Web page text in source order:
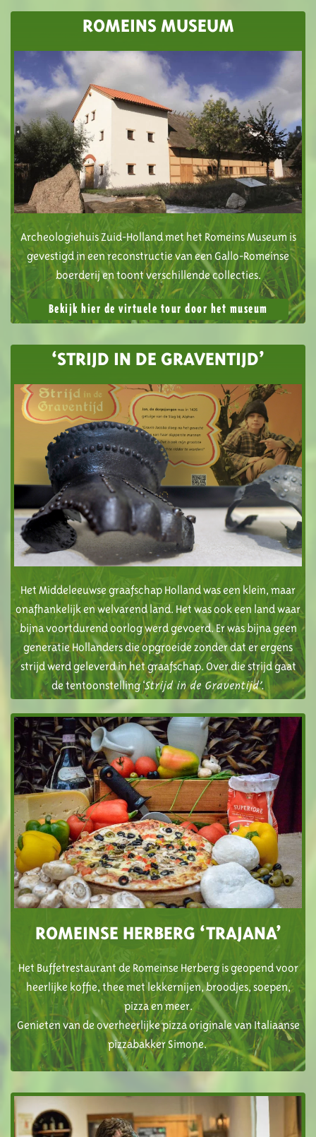
ROMEINS MUSEUM
Archeologiehuis Zuid-Holland met het Romeins Museum is
gevestigd in een reconstructie van een Gallo-Romeinse
boerderij en toont verschillende collecties.
Bekijk hier de virtuele tour door het museum
‘STRIJD IN DE GRAVENTIJD’
Het Middeleeuwse graafschap Holland was een klein, maar
onafhankelijk en welvarend land. Het was ook een land waar
bijna voortdurend oorlog werd gevoerd. Er was bijna geen
generatie Hollanders die opgroeide zonder dat er ergens
strijd werd geleverd in het graafschap. Over die strijd gaat
de tentoonstelling ‘Strijd in de Graventijd’.
ROMEINSE HERBERG ‘TRAJANA’
Het Buffetrestaurant de Romeinse Herberg is geopend voor
heerlijke koffie, thee met lekkernijen, broodjes, soepen,
pizza en meer.
Genieten van de overheerlijke pizza originale van Italiaanse
pizzabakker Simone.